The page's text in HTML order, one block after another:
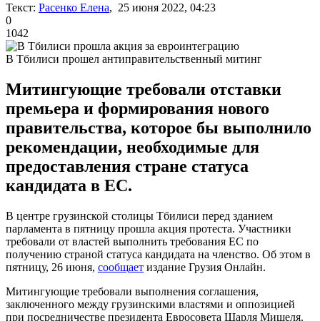
Текст: Расенко Елена, 25 июня 2022, 04:23
0
1042
В Тбилиси прошел антиправительственный митинг
Митингующие требовали отставки
премьера и формирования нового
правительства, которое бы выполнило
рекомендации, необходимые для
предоставления стране статуса
кандидата в ЕС.
В центре грузинской столицы Тбилиси перед зданием
парламента в пятницу прошла акция протеста. Участники
требовали от властей выполнить требования ЕС по
получению страной статуса кандидата на членство. Об этом в
пятницу, 26 июня, сообщает издание Грузия Онлайн.
Митингующие требовали выполнения соглашения,
заключенного между грузинскими властями и оппозицией
при посредничестве президента Евросовета Шарля Мишеля.